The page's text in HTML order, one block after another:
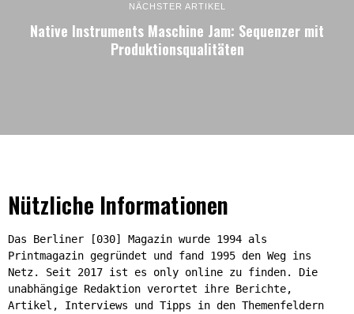
NÄCHSTER ARTIKEL
Native Instruments Maschine Jam: Sequenzer mit
Produktionsqualitäten
Nützliche Informationen
Das Berliner [030] Magazin wurde 1994 als
Printmagazin gegründet und fand 1995 den Weg ins
Netz. Seit 2017 ist es only online zu finden. Die
unabhängige Redaktion verortet ihre Berichte,
Artikel, Interviews und Tipps in den Themenfeldern